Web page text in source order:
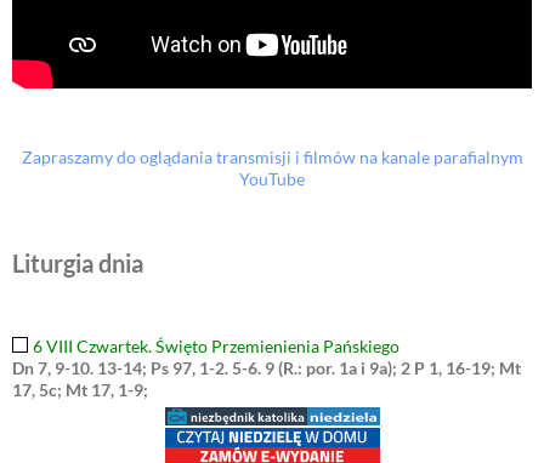
Zapraszamy do oglądania transmisji i filmów na kanale parafialnym
YouTube
Liturgia dnia
6 VIII Czwartek. Święto Przemienienia Pańskiego
Dn 7, 9-10. 13-14; Ps 97, 1-2. 5-6. 9 (R.: por. 1a i 9a); 2 P 1, 16-19; Mt
17, 5c; Mt 17, 1-9;